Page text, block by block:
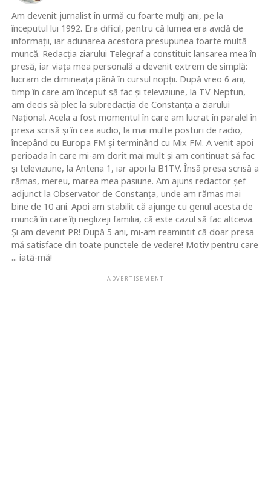
Am devenit jurnalist în urmă cu foarte mulţi ani, pe la
începutul lui 1992. Era dificil, pentru că lumea era avidă de
informaţii, iar adunarea acestora presupunea foarte multă
muncă. Redacţia ziarului Telegraf a constituit lansarea mea în
presă, iar viaţa mea personală a devenit extrem de simplă:
lucram de dimineaţa până în cursul nopţii. După vreo 6 ani,
timp în care am început să fac şi televiziune, la TV Neptun,
am decis să plec la subredacţia de Constanţa a ziarului
Naţional. Acela a fost momentul în care am lucrat în paralel în
presa scrisă şi în cea audio, la mai multe posturi de radio,
începând cu Europa FM şi terminând cu Mix FM. A venit apoi
perioada în care mi-am dorit mai mult şi am continuat să fac
şi televiziune, la Antena 1, iar apoi la B1TV. Însă presa scrisă a
rămas, mereu, marea mea pasiune. Am ajuns redactor şef
adjunct la Observator de Constanţa, unde am rămas mai
bine de 10 ani. Apoi am stabilit că ajunge cu genul acesta de
muncă în care îţi neglizeji familia, că este cazul să fac altceva.
Şi am devenit PR! După 5 ani, mi-am reamintit că doar presa
mă satisface din toate punctele de vedere! Motiv pentru care
... iată-mă!
ADVERTISEMENT